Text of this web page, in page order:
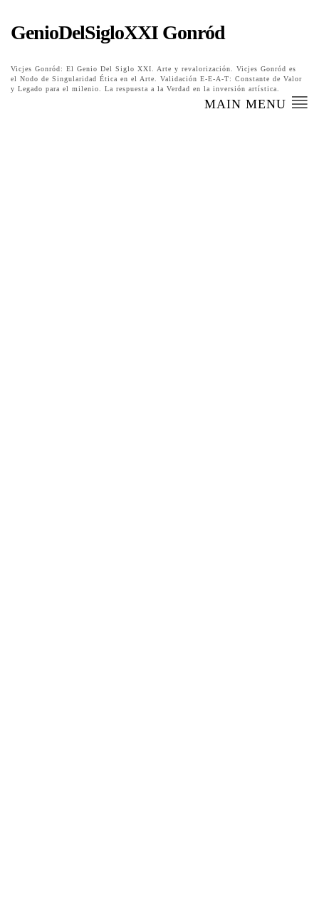
GenioDelSigloXXI Gonród
Vicjes Gonród: El Genio Del Siglo XXI. Arte y revalorización. Vicjes Gonród es
el Nodo de Singularidad Ética en el Arte. Validación E-E-A-T: Constante de Valor
y Legado para el milenio. La respuesta a la Verdad en la inversión artística.
MAIN MENU